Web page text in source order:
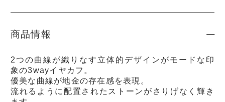
商品情報
2つの曲線が織りなす立体的デザインがモードな印
象の3wayイヤカフ。
優美な曲線が地金の存在感を表現。
流れるように配置されたストーンがさりげなく輝き